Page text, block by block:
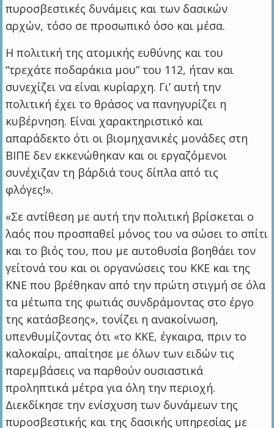
πυροσβεστικές δυνάμεις και των δασικών
αρχών, τόσο σε προσωπικό όσο και μέσα.
Η πολιτική της ατομικής ευθύνης και του
“τρεχάτε ποδαράκια μου” του 112, ήταν και
συνεχίζει να είναι κυρίαρχη. Γι’ αυτή την
πολιτική έχει το θράσος να πανηγυρίζει η
κυβέρνηση. Είναι χαρακτηριστικό και
απαράδεκτο ότι οι βιομηχανικές μονάδες στη
ΒΙΠΕ δεν εκκενώθηκαν και οι εργαζόμενοι
συνέχιζαν τη βάρδιά τους δίπλα από τις
φλόγες!».
«Σε αντίθεση με αυτή την πολιτική βρίσκεται ο
λαός που προσπαθεί μόνος του να σώσει το σπίτι
και το βιός του, που με αυτοθυσία βοηθάει τον
γείτονά του και οι οργανώσεις του ΚΚΕ και της
ΚΝΕ που βρέθηκαν από την πρώτη στιγμή σε όλα
τα μέτωπα της φωτιάς συνδράμοντας στο έργο
της κατάσβεσης», τονίζει η ανακοίνωση,
υπενθυμίζοντας ότι «το ΚΚΕ, έγκαιρα, πριν το
καλοκαίρι, απαίτησε με όλων των ειδών τις
παρεμβάσεις να παρθούν ουσιαστικά
προληπτικά μέτρα για όλη την περιοχή.
Διεκδίκησε την ενίσχυση των δυνάμεων της
πυροσβεστικής και της δασικής υπηρεσίας με